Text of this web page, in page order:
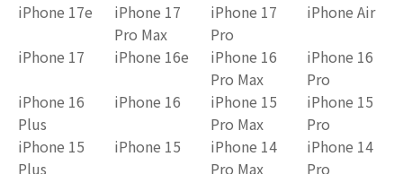
iPhone 17e
iPhone 17
Pro Max
iPhone 17
Pro
iPhone Air
iPhone 17 iPhone 16e
iPhone 16
Pro Max
iPhone 16
Pro
iPhone 16
Plus
iPhone 16
iPhone 15
Pro Max
iPhone 15
Pro
iPhone 15
Plus
iPhone 15
iPhone 14
Pro Max
iPhone 14
Pro